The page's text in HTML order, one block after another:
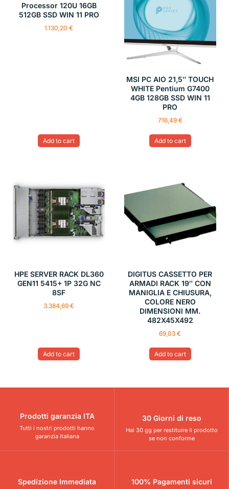
Processor 120U 16GB
512GB SSD WIN 11 PRO
1.130,20€
Add to cart
MSI PC AIO 21,5″ TOUCH
WHITE Pentium G7400
4GB 128GB SSD WIN 11
PRO
716,49 €
Add to cart
HPE SERVER RACK DL360
GEN11 5415+ 1P 32G NC
8SF
3.384,69€
Add to cart
DIGITUS CASSETTO PER
ARMADI RACK 19″ CON
MANIGLIA E CHIUSURA,
COLORE NERO
DIMENSIONI MM.
482X45X492
69,03€
Add to cart
Prodotti garanzia ITA
Tutti i nostri prodotti hanno
garanzia italiana
30 Giorni di reso
Hai 30 gg per restituire il prodotto
se non conforme
Spedizione Immediata 100% Pagamenti sicuri